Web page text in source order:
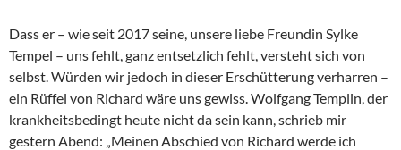
Dass er – wie seit 2017 seine, unsere liebe Freundin Sylke
Tempel – uns fehlt, ganz entsetzlich fehlt, versteht sich von
selbst. Würden wir jedoch in dieser Erschütterung verharren –
ein Rüffel von Richard wäre uns gewiss. Wolfgang Templin, der
krankheitsbedingt heute nicht da sein kann, schrieb mir
gestern Abend: „Meinen Abschied von Richard werde ich